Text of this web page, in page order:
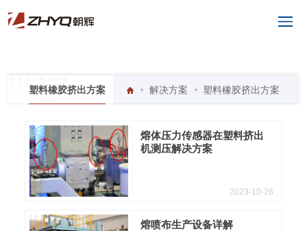
塑料橡胶挤出方案 ● ● ● 解决方案 塑料橡胶挤出方案
熔体压力传感器在塑料挤出
机测压解决方案
2023-10-26
熔喷布生产设备详解